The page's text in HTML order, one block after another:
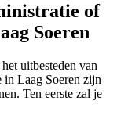
of
Soeren
uitbesteden van
in Laag Soeren zijn
Ten eerste zal je